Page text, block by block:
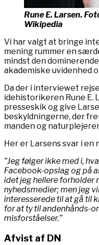
Rune E. Larsen.
Wikipedia
Vi har valgt at bringe
mening rummer en
mindst den
akademiske uvidenhed
Da der i interviewet
idehistorikeren Rune E.
presseskik og give
beskyldningerne, der
manden og
Her er Larsens svar i en
”Jeg følger ikke med i,
Facebook-opslag og på
idet jeg hellere forholder
nyhedsmedier; men jeg
interesserede til at gå til
for at ty til andenhånds-
misforståelser.”
Afvist af DN